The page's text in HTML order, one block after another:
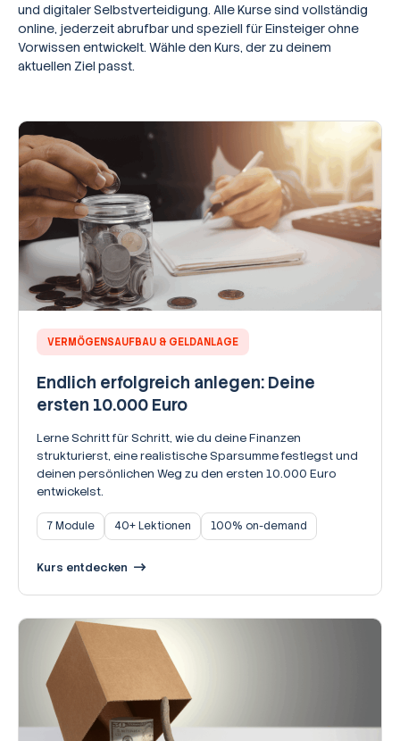
und digitaler Selbstverteidigung. Alle Kurse sind vollständig
online, jederzeit abrufbar und speziell für Einsteiger ohne
Vorwissen entwickelt. Wähle den Kurs, der zu deinem
aktuellen Ziel passt.
VERMÖGENSAUFBAU & GELDANLAGE
Endlich erfolgreich anlegen: Deine
ersten 10.000 Euro
Lerne Schritt für Schritt, wie du deine Finanzen
strukturierst, eine realistische Sparsumme festlegst und
deinen persönlichen Weg zu den ersten 10.000 Euro
entwickelst.
7 Module 40+ Lektionen 100% on-demand
Kurs entdecken